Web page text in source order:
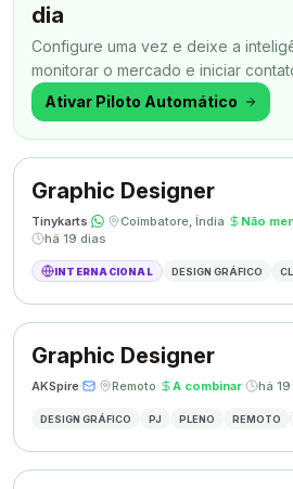
dia
Configure uma vez e deixe a
monitorar o mercado e iniciar
outra coisa.
Ativar Piloto Automático
Graphic Designer
Tinykarts· · Coimbatore, Índia· Não
há 19 dias
INTERNACIONAL DESIGN GRÁFICO
Graphic Designer
AKSpire· · Remoto· A combinar· há
DESIGN GRÁFICO PJ PLENO REMOTO